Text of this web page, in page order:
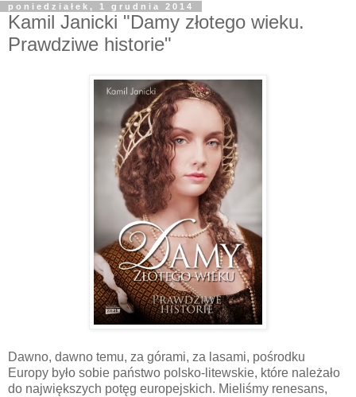
poniedziałek, 1 grudnia 2014
Kamil Janicki "Damy złotego wieku.
Prawdziwe historie"
Dawno, dawno temu, za górami, za lasami, pośrodku
Europy było sobie państwo polsko-litewskie, które należało
do największych potęg europejskich. Mieliśmy renesans,